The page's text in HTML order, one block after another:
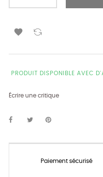

PRODUIT DISPONIBLE AVEC
Écrire une critique
Paiement sécurisé